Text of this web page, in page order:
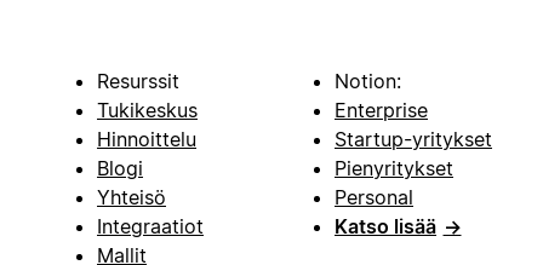
Resurssit
Tukikeskus
Hinnoittelu
Blogi
Yhteisö
Integraatiot
Mallit
Notion:
Enterprise
Startup-yritykset
Pienyritykset
Personal
Katso lisää →